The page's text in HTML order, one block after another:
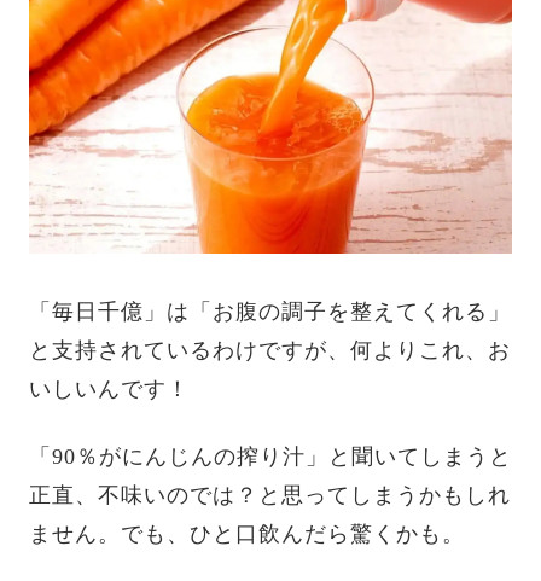
「毎日千億」は「お腹の調子を整えてくれる」
と支持されているわけですが、何よりこれ、お
いしいんです！
「90％がにんじんの搾り汁」と聞いてしまうと
正直、不味いのでは？と思ってしまうかもしれ
ません。でも、ひと口飲んだら驚くかも。